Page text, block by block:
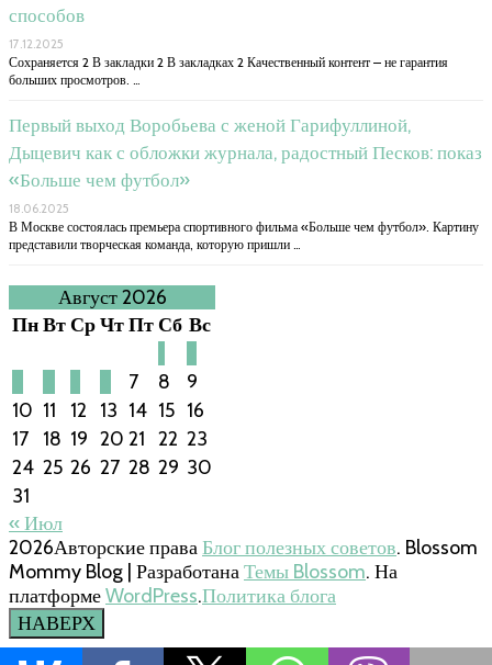
способов
17.12.2025
Сохраняется 2 В закладки 2 В закладках 2 Качественный контент – не гарантия
больших просмотров. …
Первый выход Воробьева с женой Гарифуллиной,
Дыцевич как с обложки журнала, радостный Песков: показ
«Больше чем футбол»
18.06.2025
В Москве состоялась премьера спортивного фильма «Больше чем футбол». Картину
представили творческая команда, которую пришли …
Август 2026
ПнВтСрЧтПтСб Вс
7 8
9
10 11 12 13 14 15 16
17
18 19 20 21 22 23
24 25 26 27 28 29 30
31
« Июл
2026Авторские праваБлог полезных советов. Blossom
Mommy Blog | РазработанаТемы Blossom. На
платформеWordPress.Политика блога
НАВЕРХ